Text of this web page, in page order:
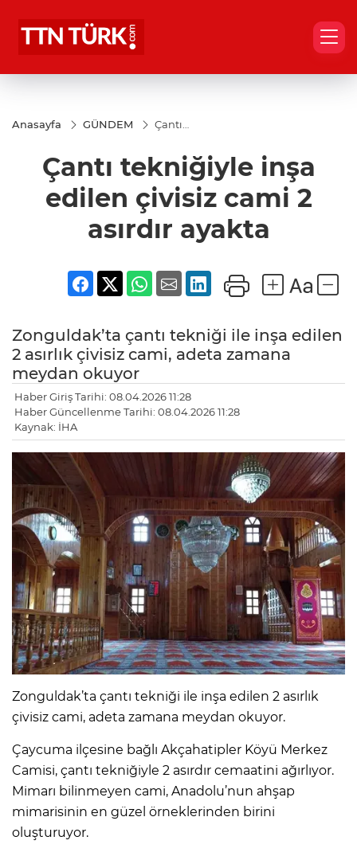
Anasayfa GÜNDEM
Çantı
edilen
çivisiz
cami 2
asırdır
Çantı tekniğiyle inşa
edilen çivisiz cami 2
asırdır ayakta
Zonguldak’ta çantı tekniği ile inşa edilen
2 asırlık çivisiz cami, adeta zamana
meydan okuyor
Haber Giriş Tarihi: 08.04.2026 11:28
Haber Güncellenme Tarihi: 08.04.2026 11:28
Kaynak: İHA
Zonguldak’ta çantı tekniği ile inşa edilen 2 asırlık
çivisiz cami, adeta zamana meydan okuyor.
Çaycuma ilçesine bağlı Akçahatipler Köyü Merkez
Camisi, çantı tekniğiyle 2 asırdır cemaatini ağırlıyor.
Mimarı bilinmeyen cami, Anadolu’nun ahşap
mimarisinin en güzel örneklerinden birini
oluşturuyor.